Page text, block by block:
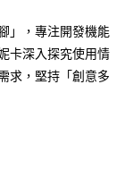
式。 讓您購物簡單
」，專注開發機能
卡深入探究使用情
求，堅持「創意多